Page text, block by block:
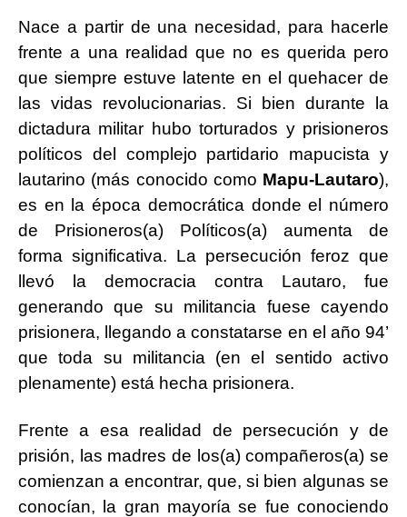
Nace a partir de una necesidad, para hacerle
frente a una realidad que no es querida pero
que siempre estuve latente en el quehacer de
las vidas revolucionarias. Si bien durante la
dictadura militar hubo torturados y prisioneros
políticos del complejo partidario mapucista y
lautarino (más conocido como Mapu-Lautaro),
es en la época democrática donde el número
de Prisioneros(a) Políticos(a) aumenta de
forma significativa. La persecución feroz que
llevó la democracia contra Lautaro, fue
generando que su militancia fuese cayendo
prisionera, llegando a constatarse en el año 94’
que toda su militancia (en el sentido activo
plenamente) está hecha prisionera.
Frente a esa realidad de persecución y de
prisión, las madres de los(a) compañeros(a) se
comienzan a encontrar, que, si bien algunas se
conocían, la gran mayoría se fue conociendo